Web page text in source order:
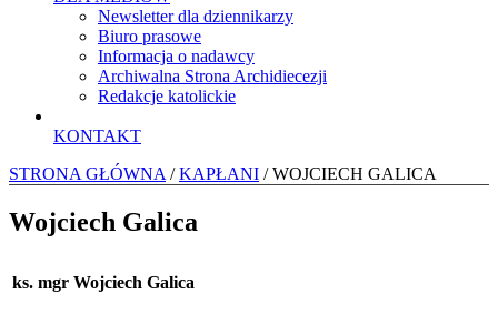
Newsletter dla dziennikarzy
Biuro prasowe
Informacja o nadawcy
Archiwalna Strona Archidiecezji
Redakcje katolickie
KONTAKT
STRONA GŁÓWNA /KAPŁANI / WOJCIECH GALICA
Wojciech Galica
ks. mgr Wojciech Galica